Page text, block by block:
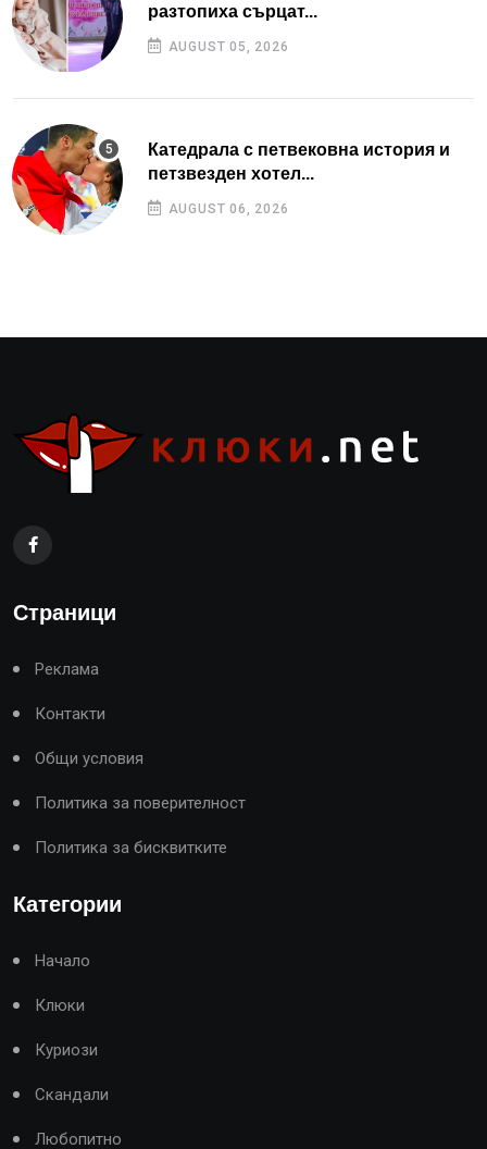
разтопиха сърцат...
AUGUST 05, 2026
Катедрала с петвековна история и
петзвезден хотел...
AUGUST 06, 2026
Страници
Реклама
Контакти
Общи условия
Политика за поверителност
Политика за бисквитките
Категории
Начало
Клюки
Куриози
Скандали
Любопитно